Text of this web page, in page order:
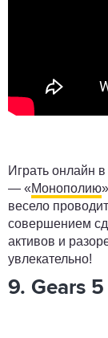
Играть онлайн
— «Монополию
весело
совершением
активов и
увлекательно!
9. Gears 5